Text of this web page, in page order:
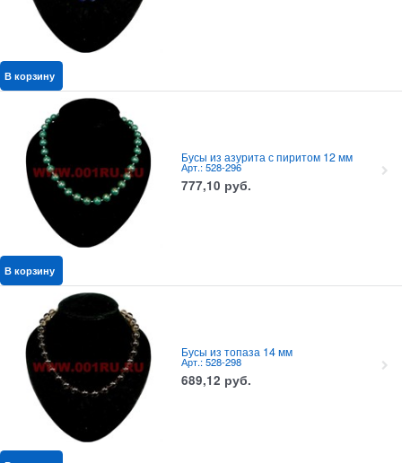
В корзину
Бусы из азурита с пиритом 12 мм
Арт.: 528-296
777,10 руб.
В корзину
Бусы из топаза 14 мм
Арт.: 528-298
689,12 руб.